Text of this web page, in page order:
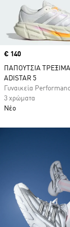
Price
€ 140
ΠΑΠΟΥΤΣΙΑ
ADISTAR 5
Γυναικεία
3 χρώματα
Νέο